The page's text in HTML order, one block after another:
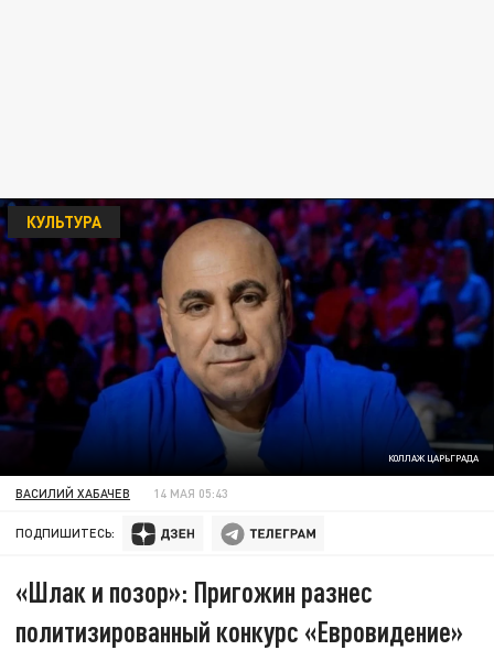
КОЛЛАЖ ЦАРЬГРАДА
КУЛЬТУРА
ВАСИЛИЙ ХАБАЧЕВ 14 МАЯ 05:43
ПОДПИШИТЕСЬ:
«Шлак и позор»: Пригожин разнес
политизированный конкурс «Евровидение»